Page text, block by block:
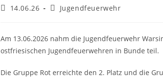
Beitrag
14.06.26
Beitrags-
Jugendfeuerwehr
Am 13.06.2026 nahm die Jugendfeuerwehr
ostfriesischen Jugendfeuerwehren in Bunde teil.
Die Gruppe Rot erreichte den 2. Platz und die